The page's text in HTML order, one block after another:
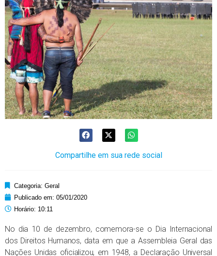
Compartilhe em sua rede social
Categoria: Geral
Publicado em: 05/01/2020
Horário: 10:11
No dia 10 de dezembro, comemora-se o Dia Internacional
dos Direitos Humanos, data em que a Assembleia Geral das
Nações Unidas oficializou, em 1948, a Declaração Universal